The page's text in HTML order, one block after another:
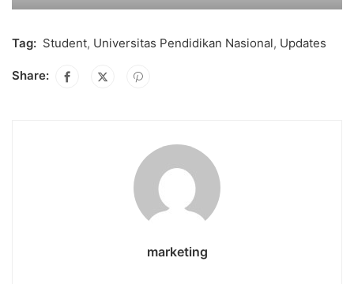
Tag: Student, Universitas Pendidikan Nasional, Updates
Share:
marketing